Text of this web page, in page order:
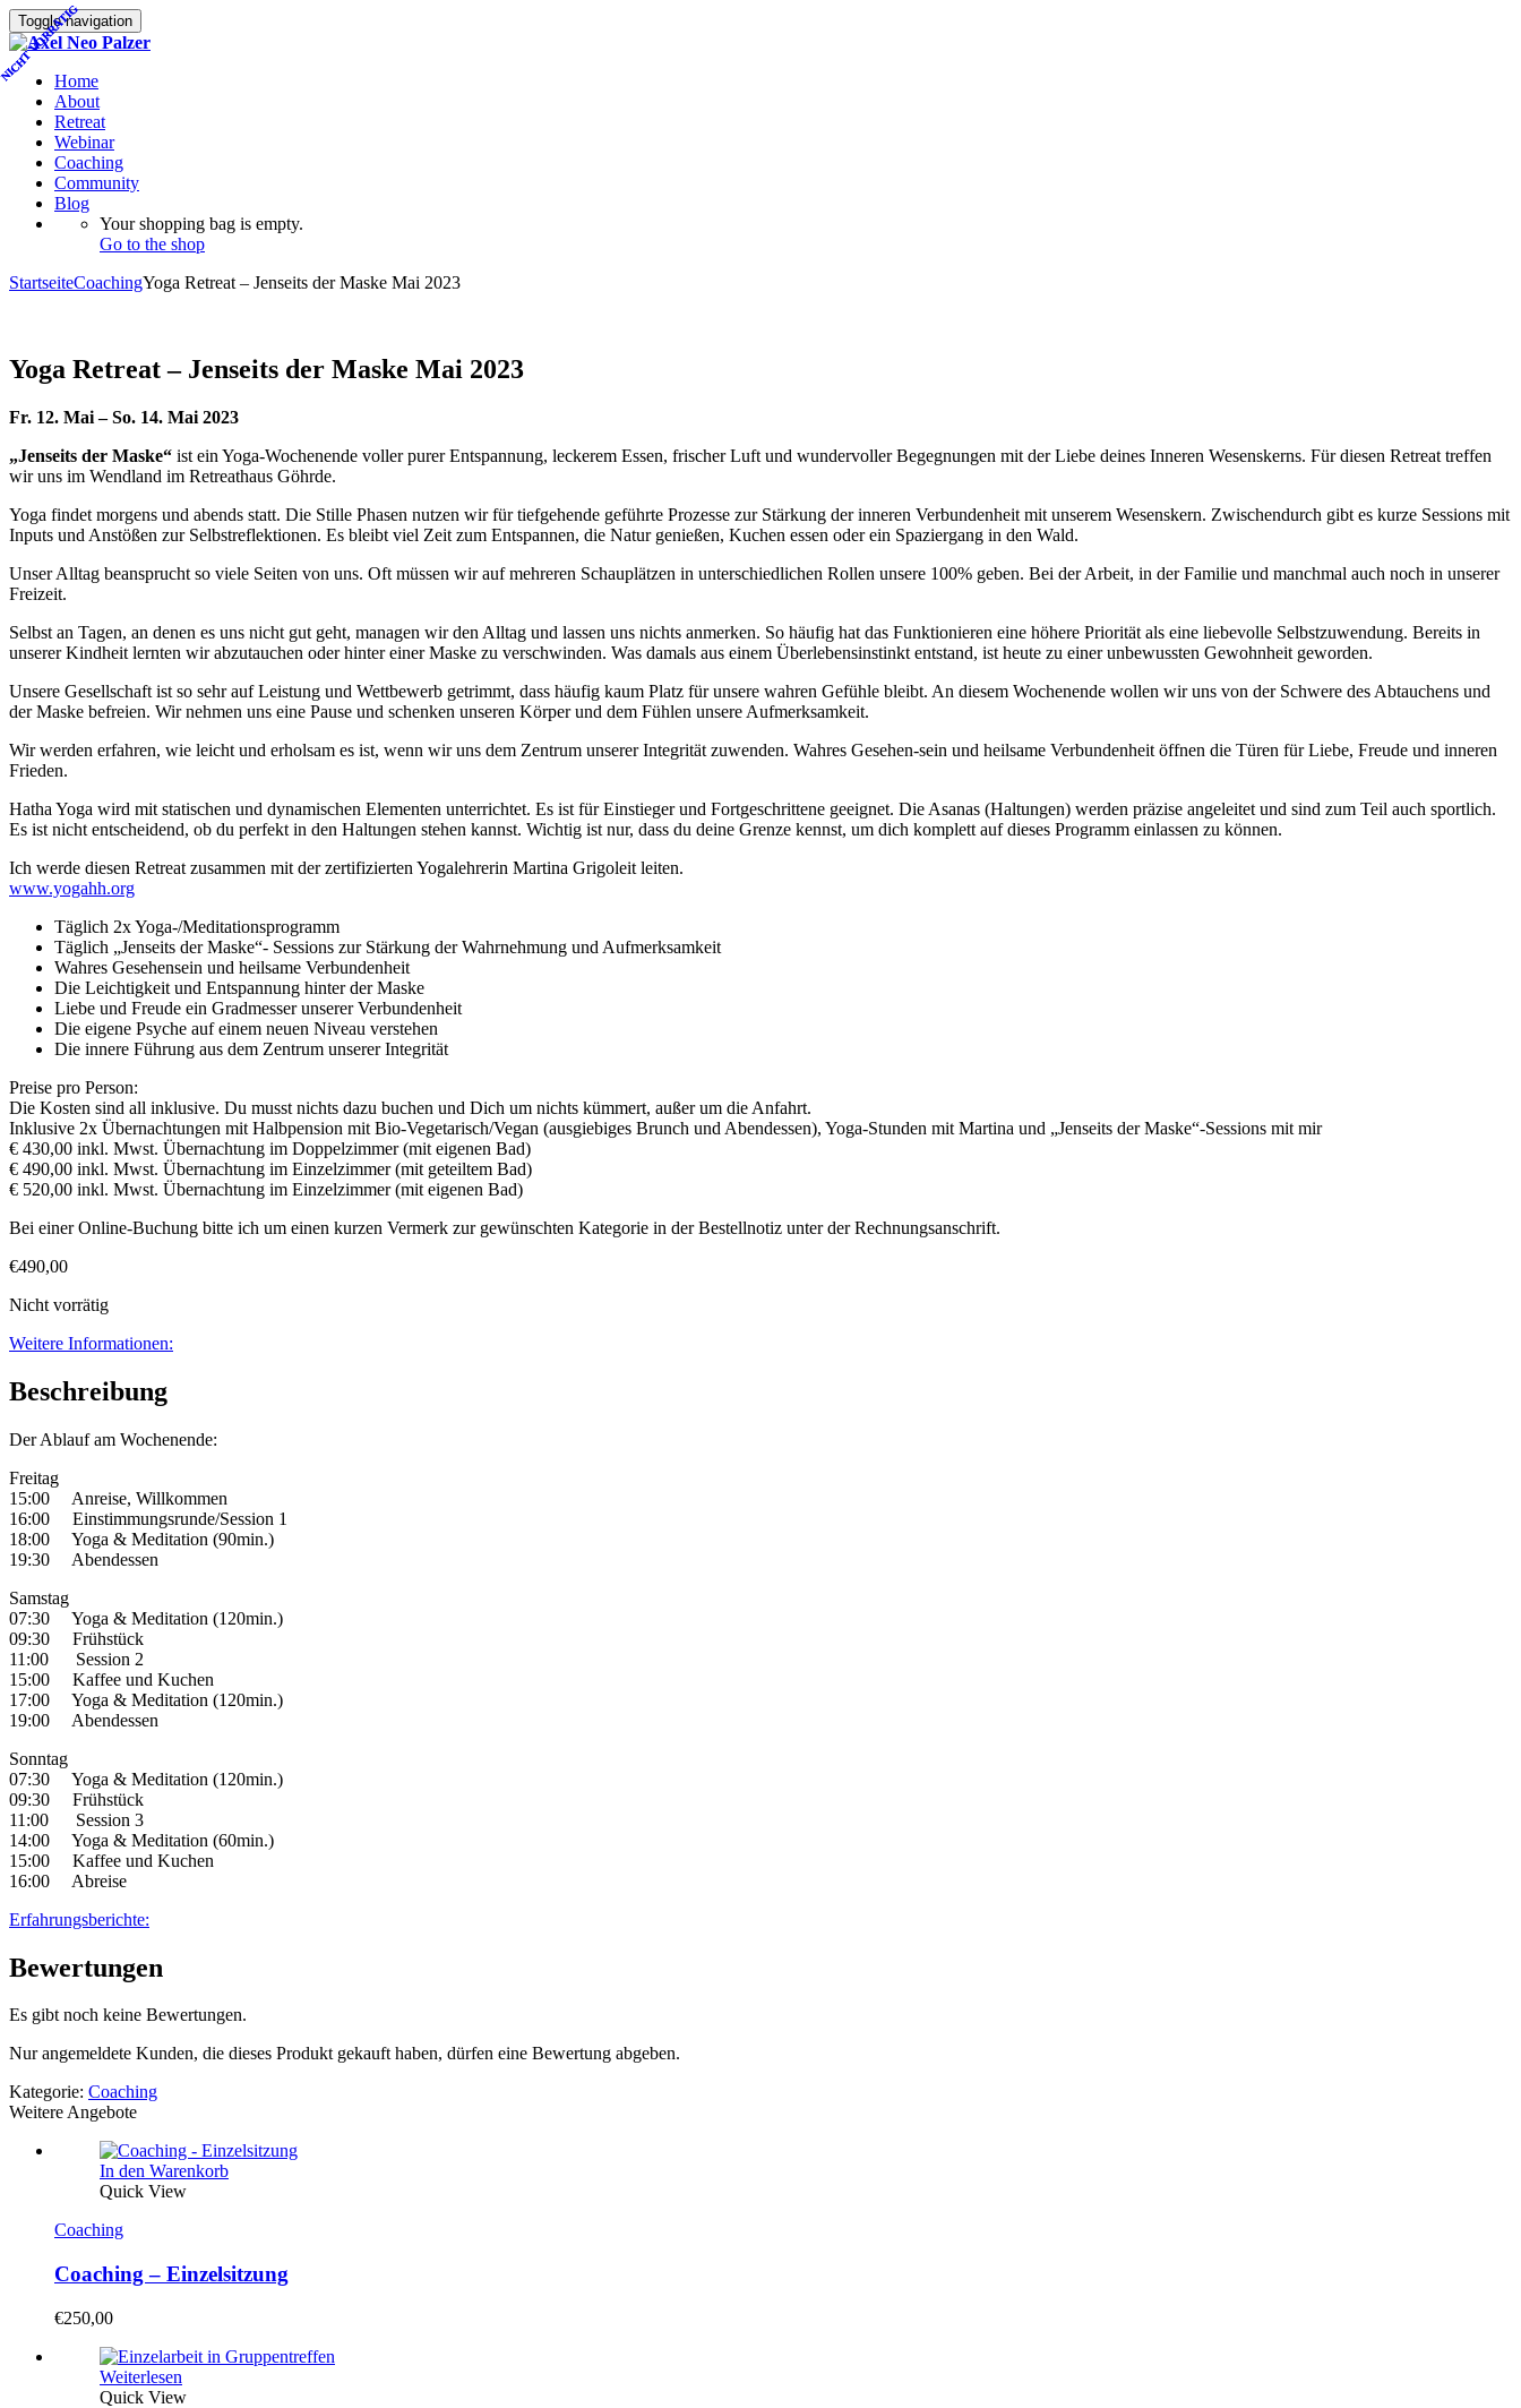
Toggle navigation
Home
About
Retreat
Webinar
Coaching
Community
Blog
Your shopping bag is empty.
Go to the shop
StartseiteCoachingYoga Retreat – Jenseits der Maske Mai 2023
Yoga Retreat – Jenseits der Maske Mai 2023
Fr. 12. Mai – So. 14. Mai 2023
„Jenseits der Maske“ ist ein Yoga-Wochenende voller purer Entspannung, leckerem Essen, frischer Luft und wundervoller Begegnungen mit der Liebe deines Inneren Wesenskerns. Für diesen Retreat treffen
wir uns im Wendland im Retreathaus Göhrde.
Yoga findet morgens und abends statt. Die Stille Phasen nutzen wir für tiefgehende geführte Prozesse zur Stärkung der inneren Verbundenheit mit unserem Wesenskern. Zwischendurch gibt es kurze Sessions mit
Inputs und Anstößen zur Selbstreflektionen. Es bleibt viel Zeit zum Entspannen, die Natur genießen, Kuchen essen oder ein Spaziergang in den Wald.
Unser Alltag beansprucht so viele Seiten von uns. Oft müssen wir auf mehreren Schauplätzen in unterschiedlichen Rollen unsere 100% geben. Bei der Arbeit, in der Familie und manchmal auch noch in unserer
Freizeit.
Selbst an Tagen, an denen es uns nicht gut geht, managen wir den Alltag und lassen uns nichts anmerken. So häufig hat das Funktionieren eine höhere Priorität als eine liebevolle Selbstzuwendung. Bereits in
unserer Kindheit lernten wir abzutauchen oder hinter einer Maske zu verschwinden. Was damals aus einem Überlebensinstinkt entstand, ist heute zu einer unbewussten Gewohnheit geworden.
Unsere Gesellschaft ist so sehr auf Leistung und Wettbewerb getrimmt, dass häufig kaum Platz für unsere wahren Gefühle bleibt. An diesem Wochenende wollen wir uns von der Schwere des Abtauchens und
der Maske befreien. Wir nehmen uns eine Pause und schenken unseren Körper und dem Fühlen unsere Aufmerksamkeit.
Wir werden erfahren, wie leicht und erholsam es ist, wenn wir uns dem Zentrum unserer Integrität zuwenden. Wahres Gesehen-sein und heilsame Verbundenheit öffnen die Türen für Liebe, Freude und inneren
Frieden.
Hatha Yoga wird mit statischen und dynamischen Elementen unterrichtet. Es ist für Einstieger und Fortgeschrittene geeignet. Die Asanas (Haltungen) werden präzise angeleitet und sind zum Teil auch sportlich.
Es ist nicht entscheidend, ob du perfekt in den Haltungen stehen kannst. Wichtig ist nur, dass du deine Grenze kennst, um dich komplett auf dieses Programm einlassen zu können.
Ich werde diesen Retreat zusammen mit der zertifizierten Yogalehrerin Martina Grigoleit leiten.
www.yogahh.org
Täglich 2x Yoga-/Meditationsprogramm
Täglich „Jenseits der Maske“- Sessions zur Stärkung der Wahrnehmung und Aufmerksamkeit
Wahres Gesehensein und heilsame Verbundenheit
Die Leichtigkeit und Entspannung hinter der Maske
Liebe und Freude ein Gradmesser unserer Verbundenheit
Die eigene Psyche auf einem neuen Niveau verstehen
Die innere Führung aus dem Zentrum unserer Integrität
Preise pro Person:
Die Kosten sind all inklusive. Du musst nichts dazu buchen und Dich um nichts kümmert, außer um die Anfahrt.
Inklusive 2x Übernachtungen mit Halbpension mit Bio-Vegetarisch/Vegan (ausgiebiges Brunch und Abendessen), Yoga-Stunden mit Martina und „Jenseits der Maske“-Sessions mit mir
€ 430,00 inkl. Mwst. Übernachtung im Doppelzimmer (mit eigenen Bad)
€ 490,00 inkl. Mwst. Übernachtung im Einzelzimmer (mit geteiltem Bad)
€ 520,00 inkl. Mwst. Übernachtung im Einzelzimmer (mit eigenen Bad)
Bei einer Online-Buchung bitte ich um einen kurzen Vermerk zur gewünschten Kategorie in der Bestellnotiz unter der Rechnungsanschrift.
€490,00
Nicht vorrätig
Weitere Informationen:
Beschreibung
Der Ablauf am Wochenende:
Freitag
15:00 Anreise, Willkommen
16:00 Einstimmungsrunde/Session 1
18:00 Yoga & Meditation (90min.)
19:30 Abendessen
Samstag
07:30 Yoga & Meditation (120min.)
09:30 Frühstück
11:00 Session 2
15:00 Kaffee und Kuchen
17:00 Yoga & Meditation (120min.)
19:00 Abendessen
Sonntag
07:30 Yoga & Meditation (120min.)
09:30 Frühstück
11:00 Session 3
14:00 Yoga & Meditation (60min.)
15:00 Kaffee und Kuchen
16:00 Abreise
Erfahrungsberichte:
Bewertungen
Es gibt noch keine Bewertungen.
Nur angemeldete Kunden, die dieses Produkt gekauft haben, dürfen eine Bewertung abgeben.
Kategorie: Coaching
Weitere Angebote
In den Warenkorb
Quick View
Coaching
Coaching – Einzelsitzung
€250,00
VORRÄTIG
Weiterlesen
Quick View
VORRÄTIG